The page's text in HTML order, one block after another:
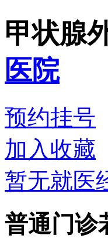
甲状腺
医院
预约挂号
加入收藏
暂无就医
普通门诊